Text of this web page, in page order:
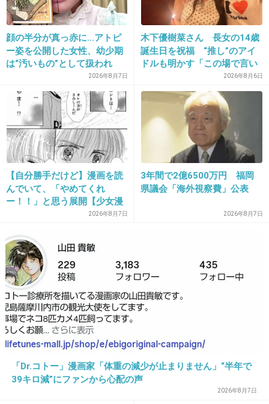
小学生だった私はさすがに心が折れ涙ボロボロ
になりました…
+80 -0
25. 匿名 2014/04/10(木) 18:43:14
体育祭で大声出して応援された事かなぁ。
走るの遅かったからホント恥ずかしかったで
す。
+20 -3
無神経な母に初潮が来たことを私の目の前で父
に大声で報告された。
思春期で多感な時期で恥ずかしくて本当に嫌な
気分になった。
母として普通の行動だったのか？
私なら子供がいない時に父親に報告する。
+121 -1
顔の半分が真っ赤に…アトピ
ー姿を公開した女性、幼少期
は“汚いもの”として扱われ
「人に触れる行為に罪悪感を
持っていた」
2026年8月7日
木下優樹菜さん 長女の14歳
誕生日を祝福 “推し”のアイ
ドルも明かす「この場で言い
2026年8月6日
【自分勝手だけど】漫画を読
んでいて、「やめてくれ
ー！！」と思う展開【少女漫
画・少年漫画etc.】Part2
2026年8月7日
3年間で2億6500万円 福岡
県議会「海外視察費」公表
2026年8月7日
「Dr.コトー」漫画家「体重の減少が止まりません」“半年で
39キロ減”にファンから心配の声
2026年8月7日